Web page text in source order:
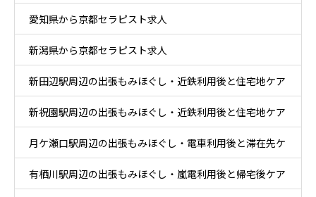
愛知県から京都セラピスト求人
新潟県から京都セラピスト求人
新田辺駅周辺の出張もみほぐし・近鉄利用後と住宅地ケア
新祝園駅周辺の出張もみほぐし・近鉄利用後と住宅地ケア
月ケ瀬口駅周辺の出張もみほぐし・電車利用後と滞在先ケ
ア
有栖川駅周辺の出張もみほぐし・嵐電利用後と帰宅後ケア